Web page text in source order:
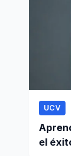
UCV
el